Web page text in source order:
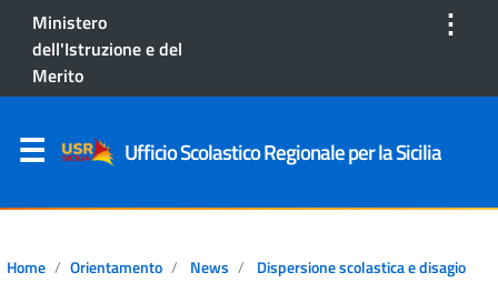
Ministero
dell'Istruzione e del
Merito
⋮
Ufficio Scolastico Regionale per la Sicilia
Home Orientamento News Dispersione scolastica e disagio